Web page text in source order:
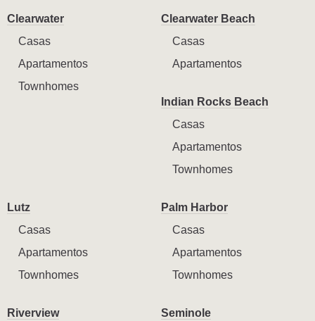
Clearwater
Casas
Apartamentos
Townhomes
Clearwater Beach
Casas
Apartamentos
Indian Rocks Beach
Casas
Apartamentos
Townhomes
Lutz
Casas
Apartamentos
Townhomes
Palm Harbor
Casas
Apartamentos
Townhomes
Riverview
Seminole